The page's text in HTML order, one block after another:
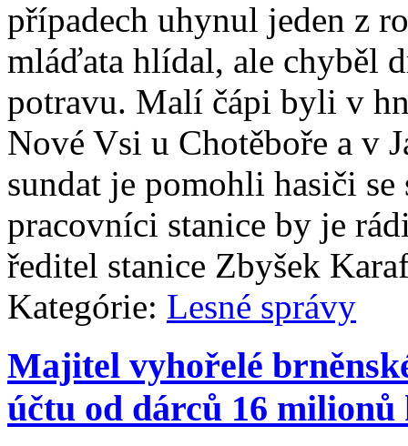
případech uhynul jeden z
mláďata hlídal, ale chyběl
potravu. Malí čápi byli v
Nové Vsi u Chotěboře a v
sundat je pomohli hasiči
pracovníci stanice by je
ředitel stanice Zbyšek
Kategórie: Lesné správy
Majitel vyhořelé
účtu od dárců 16